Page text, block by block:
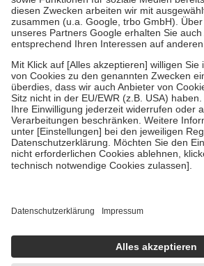
Zuzahlung zehn Prozent der Kosten sowie
Verordnung.
Um das Engagement der Versicherten für
stärken und die besondere Stellung der
fallenkeine Zuzahlungenan bei:
• Kindern und Jugendlichen bis zum
mit Ausnahme der Fahrkosten
• Untersuchungen zur Vorsorge und
GKV getragen werden
• empfohlenen Schutzimpfungen
• Harn- und Blutteststreifen
getroffen, um sicherzustellen, dass es sich
https://help.etrusted.com/hc/de/articles/
Einige Bilder und Inhalte wurden unter